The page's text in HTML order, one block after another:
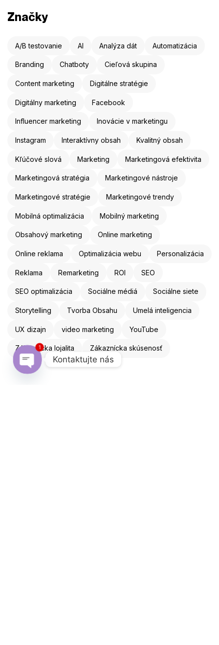
Značky
A/B testovanie AI Analýza dát Automatizácia
Branding Chatboty Cieľová skupina
Content marketing Digitálne stratégie
Digitálny marketing Facebook
Influencer marketing Inovácie v marketingu
Instagram Interaktívny obsah Kvalitný obsah
Kľúčové slová Marketing Marketingová efektivita
Marketingová stratégia Marketingové nástroje
Marketingové stratégie Marketingové trendy
Mobilná optimalizácia Mobilný marketing
Obsahový marketing Online marketing
Online reklama Optimalizácia webu Personalizácia
Reklama Remarketing ROI SEO
SEO optimalizácia Sociálne médiá Sociálne siete
Storytelling Tvorba Obsahu Umelá inteligencia
UX dizajn video marketing YouTube
Zákaznícka lojalita Zákaznícka skúsenosť
Kontaktujte nás
1